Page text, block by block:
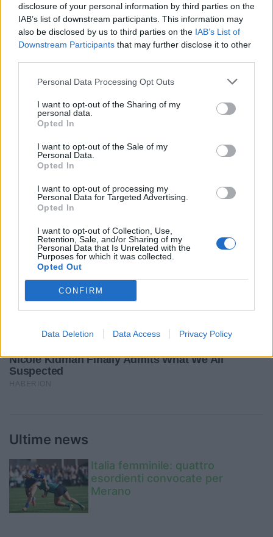
disclosure of your personal information by third parties on the
IAB’s list of downstream participants. This information may
also be disclosed by us to third parties on the IAB’s List of
Downstream Participants that may further disclose it to other
Personal Data Processing Opt Outs
I want to opt-out of the Sharing of my
personal data.
Opted In
I want to opt-out of the Sale of my
Personal Data.
Opted In
I want to opt-out of processing my
Personal Data for Targeted Advertising.
Opted In
I want to opt-out of Collection, Use,
Retention, Sale, and/or Sharing of my
Personal Data that Is Unrelated with the
Purposes for which it was collected.
Opted Out
CONFIRM
Data Deletion Data Access Privacy Policy
Ultime news
Italia femminile: quattro
esordienti convocate per
Merano